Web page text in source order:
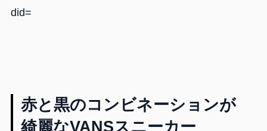
did=
赤と黒のコンビネーションが
綺麗なVANSスニーカー